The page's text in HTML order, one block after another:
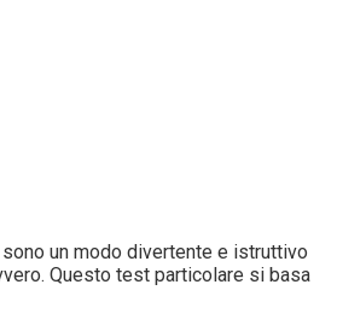
un modo divertente e istruttivo
Questo test particolare si basa